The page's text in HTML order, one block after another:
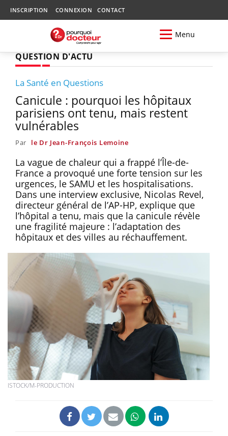
INSCRIPTION CONNEXION CONTACT
Menu
QUESTION D'ACTU
La Santé en Questions
Canicule : pourquoi les hôpitaux
parisiens ont tenu, mais restent
vulnérables
Par le Dr Jean-François Lemoine
La vague de chaleur qui a frappé l’Île-de-
France a provoqué une forte tension sur les
urgences, le SAMU et les hospitalisations.
Dans une interview exclusive, Nicolas Revel,
directeur général de l’AP-HP, explique que
l’hôpital a tenu, mais que la canicule révèle
une fragilité majeure : l’adaptation des
hôpitaux et des villes au réchauffement.
ISTOCK/M-PRODUCTION